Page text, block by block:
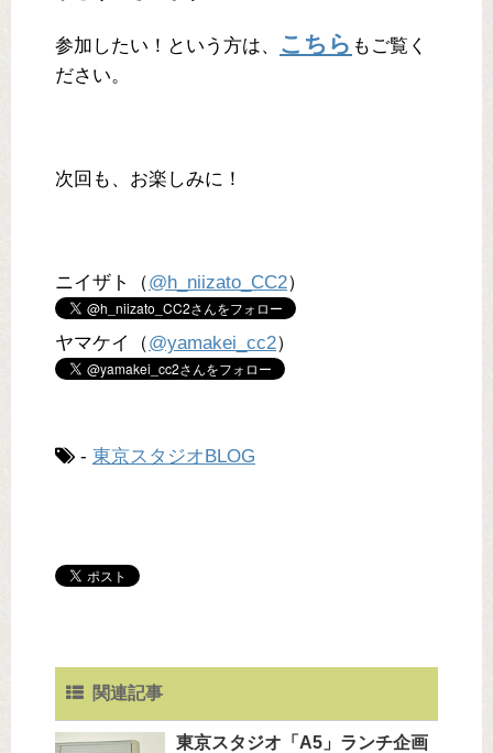
参加したい！という方は、 こちら もご覧く
ださい。
次回も、お楽しみに！
ニイザト（@h_niizato_CC2）
ヤマケイ（@yamakei_cc2）
- 東京スタジオBLOG
関連記事
東京スタジオ「A5」ランチ企画